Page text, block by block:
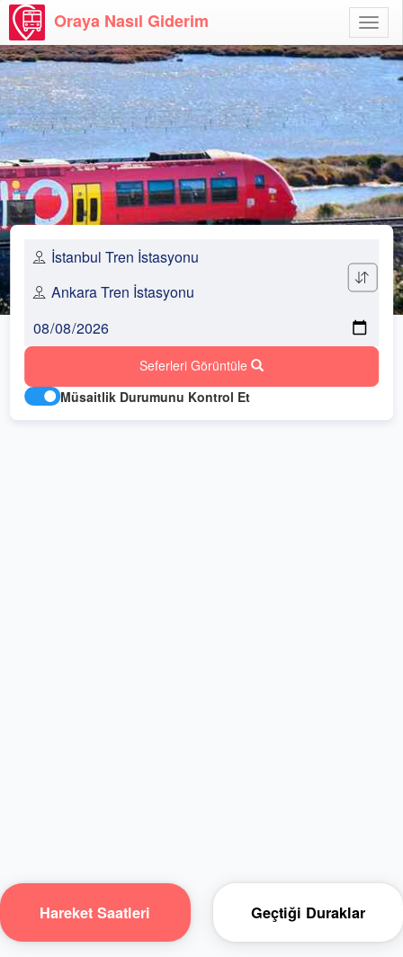
Aç
Oraya Nasıl Giderim
Seferleri Görüntüle
Müsaitlik Durumunu Kontrol Et
Hareket Saatleri Geçtiği Duraklar